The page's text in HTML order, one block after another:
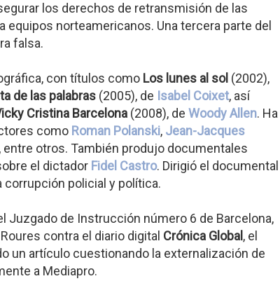
los derechos de retransmisión de las
norteamericanos. Una tercera parte del
falsa.
con títulos como Los lunes al sol (2002),
de las palabras (2005), de Isabel Coixet, así
Cristina Barcelona (2008), de Woody Allen. Ha
como Roman Polanski, Jean-Jacques
, entre otros. También produjo documentales
el dictador Fidel Castro. Dirigió el documental
corrupción policial y política.
Juzgado de Instrucción número 6 de Barcelona,
contra el diario digital Crónica Global , el
un artículo cuestionando la externalización de
a Mediapro.